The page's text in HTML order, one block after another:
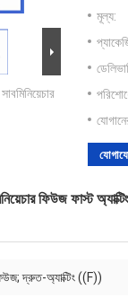
মূল্য:
ফিউজ ফাস্ট
দ্রুত-অ্যাক্টিং ((F))